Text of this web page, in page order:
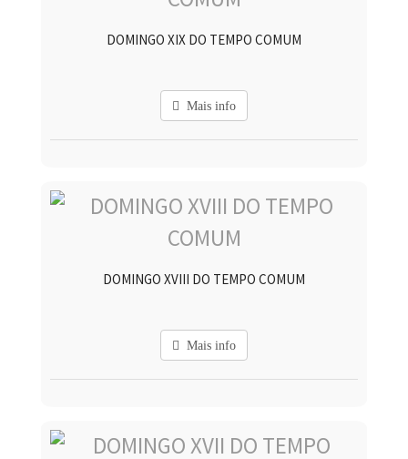
DOMINGO XIX DO TEMPO COMUM
Mais info
DOMINGO XVIII DO TEMPO COMUM
Mais info